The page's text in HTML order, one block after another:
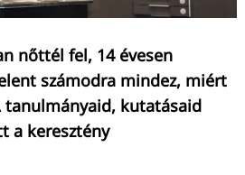
nőttél fel, 14 évesen
számodra mindez, miért
kutatásaid
a keresztény